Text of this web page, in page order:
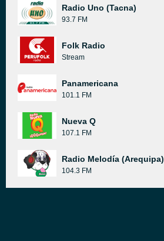
Radio Uno (Tacna)
93.7 FM
Folk Radio
Stream
Panamericana
101.1 FM
Nueva Q
107.1 FM
Radio Melodía (Arequipa)
104.3 FM